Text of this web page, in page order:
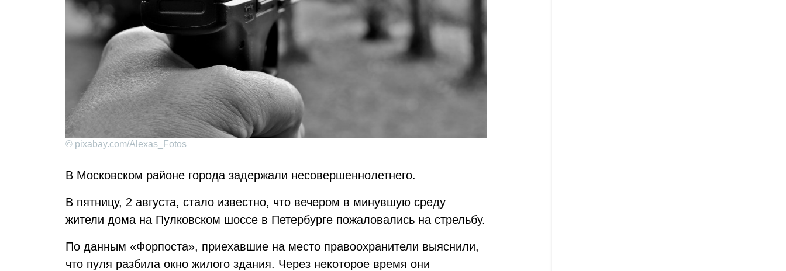
© pixabay.com/Alexas_Fotos
В Московском районе города задержали несовершеннолетнего.
В пятницу, 2 августа, стало известно, что вечером в минувшую среду
жители дома на Пулковском шоссе в Петербурге пожаловались на стрельбу.
По данным «Форпоста», приехавшие на место правоохранители выяснили,
что пуля разбила окно жилого здания. Через некоторое время они